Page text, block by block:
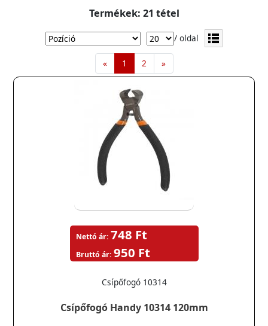
Termékek: 21 tétel
/ oldal
« 1 2 »
Csípőfogó Handy 10314 120mm
Csípőfogó 10314
Nettó ár: 748 Ft
Bruttó ár: 950 Ft